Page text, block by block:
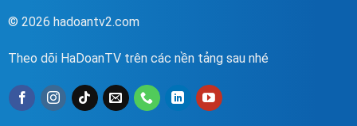
© 2026 hadoantv2.com
Theo dõi HaDoanTV trên các nền tảng sau nhé